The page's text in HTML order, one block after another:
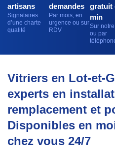
artisans
Signataires
d’une charte
qualité
demandes
Par mois, en
urgence ou sur
RDV
gratuit
min
Sur
ou par
Vitriers en Lot-et-
experts en
remplacement et
Disponibles en
chez vous 24/7